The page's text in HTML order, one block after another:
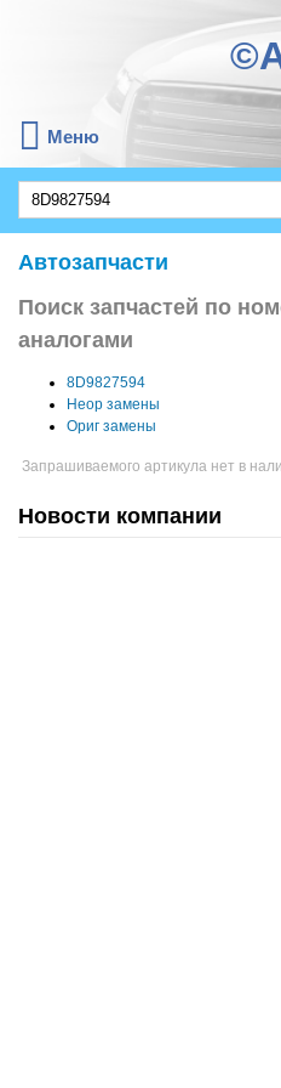
Меню
Автозапчасти
Поиск запчастей по
аналогами
8D9827594
Неор замены
Ориг замены
Запрашиваемого артикула нет в
Новости компании